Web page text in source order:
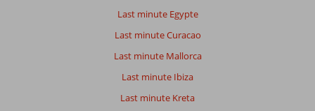
Last minute Egypte
Last minute Curacao
Last minute Mallorca
Last minute Ibiza
Last minute Kreta